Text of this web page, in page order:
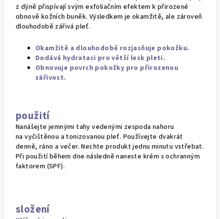
z dýně přispívají svým exfoliačním efektem k přirozené
obnově kožních buněk. Výsledkem je okamžitě, ale zároveň
dlouhodobě zářivá pleť.
Okamžitě a dlouhodobě rozjasňuje pokožku.
Dodává hydrataci pro větší lesk pleti.
Obnovuje povrch pokožky pro přirozenou
zářivost.
použití
Nanášejte jemnými tahy vedenými zespoda nahoru
na vyčištěnou a tonizovanou pleť. Používejte dvakrát
denně, ráno a večer. Nechte produkt jednu minutu vstřebat.
Při použití během dne následně naneste krém s ochranným
faktorem (SPF).
složení